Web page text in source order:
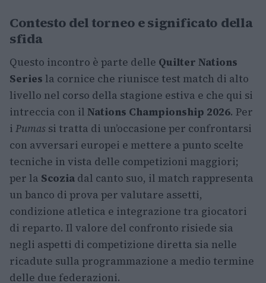
Contesto del torneo e significato della
sfida
Questo incontro è parte delle Quilter Nations
Series la cornice che riunisce test match di alto
livello nel corso della stagione estiva e che qui si
intreccia con il Nations Championship 2026. Per
i Pumas si tratta di un’occasione per confrontarsi
con avversari europei e mettere a punto scelte
tecniche in vista delle competizioni maggiori;
per la Scozia dal canto suo, il match rappresenta
un banco di prova per valutare assetti,
condizione atletica e integrazione tra giocatori
di reparto. Il valore del confronto risiede sia
negli aspetti di competizione diretta sia nelle
ricadute sulla programmazione a medio termine
delle due federazioni.